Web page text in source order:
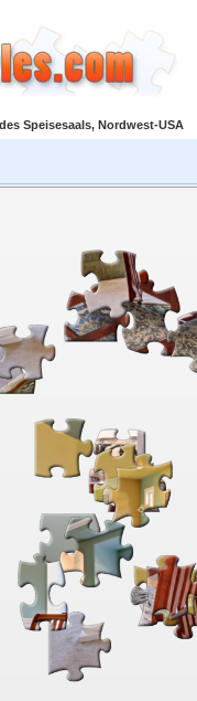
Speisesaals, Nordwest-USA